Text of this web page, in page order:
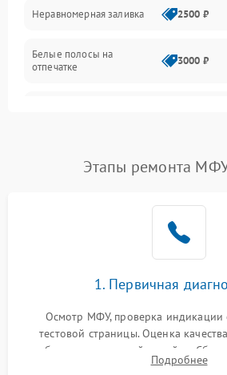
Дисплей и органы управления
Изображение
Неравномерная заливка 2500 ₽
Белые полосы на
отпечатке
3000 ₽
Этапы ремонта
1. Первичная
Осмотр МФУ, проверка индикации
тестовой страницы. Оценка
работы сканирующей линейки. Сбор
дефектах изображения илиПодробнее